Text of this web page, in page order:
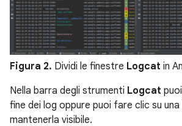
Figura 2. Dividi le finestre Logcat in
Nella barra degli strumenti Logcat
fine dei log oppure puoi fare clic su una
mantenerla visibile.